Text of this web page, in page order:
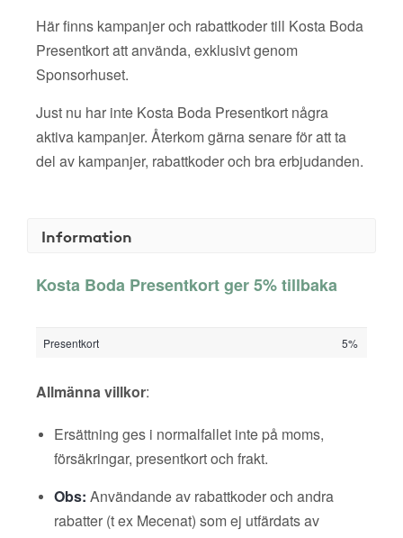
Här finns kampanjer och rabattkoder till Kosta Boda
Presentkort att använda, exklusivt genom
Sponsorhuset.
Just nu har inte Kosta Boda Presentkort några
aktiva kampanjer. Återkom gärna senare för att ta
del av kampanjer, rabattkoder och bra erbjudanden.
Information
Kosta Boda Presentkort ger 5% tillbaka
Presentkort 5%
Allmänna villkor:
Ersättning ges i normalfallet inte på moms,
försäkringar, presentkort och frakt.
Obs: Användande av rabattkoder och andra
rabatter (t ex Mecenat) som ej utfärdats av